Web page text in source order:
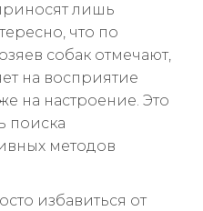
лишь
что по
собак отмечают,
на восприятие
на настроение. Это
поиска
методов
избавиться от